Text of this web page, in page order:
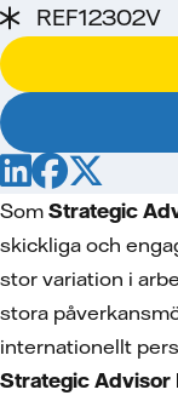
REF12302V
Som Strategic
skickliga och
stor variation i
stora
internationellt
Strategic Advisor